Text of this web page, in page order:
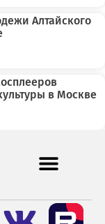
Алтайского
в Москве